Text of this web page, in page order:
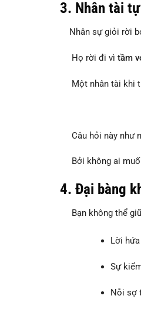
3. Nhân tài
Nhân sự giỏi rời
Họ rời đi vì tầm
Một nhân tài khi
Câu hỏi này như
Bởi không ai
4. Đại bàng
Bạn không thể
Lời
Sự
Nỗi sợ